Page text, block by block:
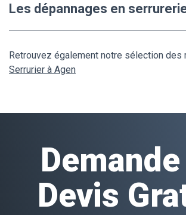
Les dépannages en
Retrouvez également notre sélection des
Serrurier à Agen
Devis